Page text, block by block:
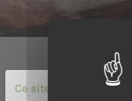
Ce site est réservé